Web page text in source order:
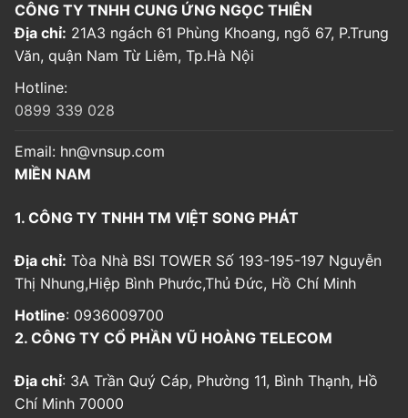
CÔNG TY TNHH CUNG ỨNG NGỌC THIÊN
Địa chỉ: 21A3 ngách 61 Phùng Khoang, ngõ 67, P.Trung
Văn, quận Nam Từ Liêm, Tp.Hà Nội
Hotline:
0899 339 028
Email: hn@vnsup.com
MIỀN NAM
1. CÔNG TY TNHH TM VIỆT SONG PHÁT
Địa chỉ: Tòa Nhà BSI TOWER Số 193-195-197 Nguyễn
Thị Nhung,Hiệp Bình Phước,Thủ Đức, Hồ Chí Minh
Hotline: 0936009700
2. CÔNG TY CỔ PHẦN VŨ HOÀNG TELECOM
Địa chỉ: 3A Trần Quý Cáp, Phường 11, Bình Thạnh, Hồ
Chí Minh 70000